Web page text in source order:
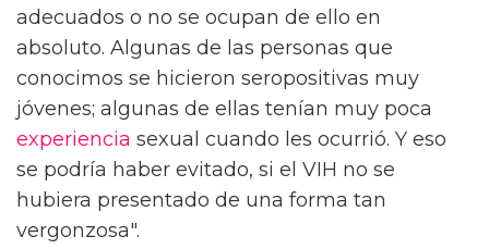
adecuados o no se ocupan de ello en
absoluto. Algunas de las personas que
conocimos se hicieron seropositivas muy
jóvenes; algunas de ellas tenían muy poca
experiencia sexual cuando les ocurrió. Y eso
se podría haber evitado, si el VIH no se
hubiera presentado de una forma tan
vergonzosa".